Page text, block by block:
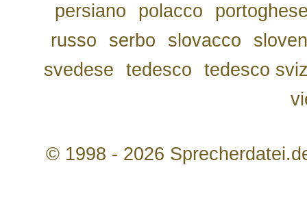
persiano
polacco
russo
serbo slovacco
svedese
tedesco
tedesco
© 1998 - 2026